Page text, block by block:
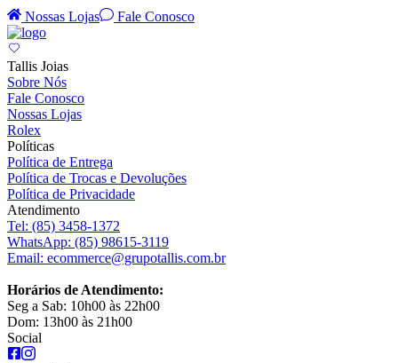
Nossas Lojas Fale Conosco
Tallis Joias
Sobre Nós
Fale Conosco
Nossas Lojas
Rolex
Políticas
Política de Entrega
Política de Trocas e Devoluções
Política de Privacidade
Atendimento
Tel: (85) 3458-1372
WhatsApp: (85) 98615-3119
Email: ecommerce@grupotallis.com.br
Horários de Atendimento:
Seg a Sab: 10h00 às 22h00
Dom: 13h00 às 21h00
Social